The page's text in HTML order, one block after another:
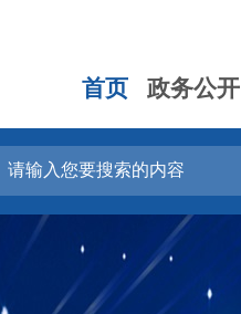
首页 政务公开